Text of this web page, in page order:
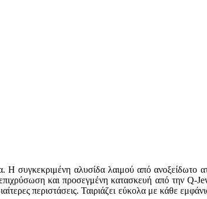
συγκεκριμένη αλυσίδα λαιμού από ανοξείδωτο
και προσεγμένη κατασκευή από την Q-
περιστάσεις. Ταιριάζει εύκολα με κάθε